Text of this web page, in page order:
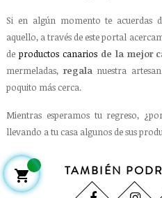
Si en algún momento te acuerdas
aquello, a través de este portal
de productos canariosde la mejor
mermeladas, regalanuestra
poquito más cerca.
Mientras esperamos tu regreso,
llevando a tu casa algunos de sus
TAMBIÉN
